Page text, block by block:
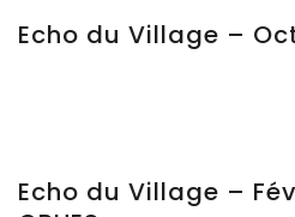
Echo du Village –
Echo du Village –